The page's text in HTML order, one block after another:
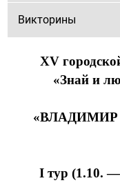
Викторины
XV
«Знай и
Iтур (1.10. —